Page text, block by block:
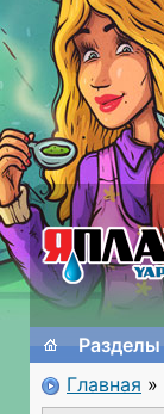
Разделы
Главная »